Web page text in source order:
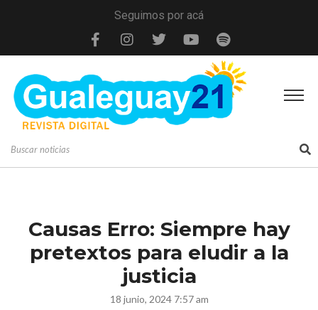
Seguimos por acá
Causas Erro: Siempre hay
pretextos para eludir a la
justicia
18 junio, 2024 7:57 am